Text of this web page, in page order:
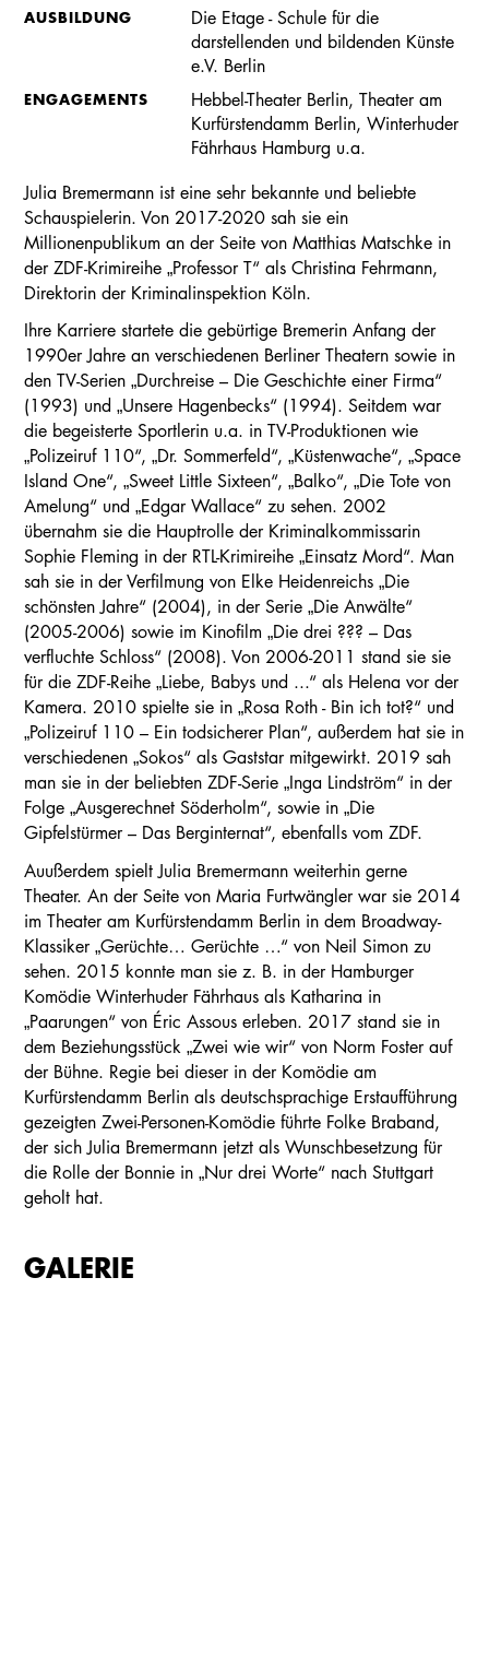
AUSBILDUNG
Die Etage - Schule für die
darstellenden und bildenden Künste
e.V. Berlin
ENGAGEMENTS
Hebbel-Theater Berlin, Theater am
Kurfürstendamm Berlin, Winterhuder
Fährhaus Hamburg u.a.
Julia Bremermann ist eine sehr bekannte und beliebte
Schauspielerin. Von 2017-2020 sah sie ein
Millionenpublikum an der Seite von Matthias Matschke in
der ZDF-Krimireihe „Professor T“ als Christina Fehrmann,
Direktorin der Kriminalinspektion Köln.
Ihre Karriere startete die gebürtige Bremerin Anfang der
1990er Jahre an verschiedenen Berliner Theatern sowie in
den TV-Serien „Durchreise – Die Geschichte einer Firma“
(1993) und „Unsere Hagenbecks“ (1994). Seitdem war
die begeisterte Sportlerin u.a. in TV-Produktionen wie
„Polizeiruf 110“, „Dr. Sommerfeld“, „Küstenwache“, „Space
Island One“, „Sweet Little Sixteen“, „Balko“, „Die Tote von
Amelung“ und „Edgar Wallace“ zu sehen. 2002
übernahm sie die Hauptrolle der Kriminalkommissarin
Sophie Fleming in der RTL-Krimireihe „Einsatz Mord“. Man
sah sie in der Verfilmung von Elke Heidenreichs „Die
schönsten Jahre“ (2004), in der Serie „Die Anwälte“
(2005-2006) sowie im Kinofilm „Die drei ??? – Das
verfluchte Schloss“ (2008). Von 2006-2011 stand sie sie
für die ZDF-Reihe „Liebe, Babys und ...“ als Helena vor der
Kamera. 2010 spielte sie in „Rosa Roth - Bin ich tot?“ und
„Polizeiruf 110 – Ein todsicherer Plan“, außerdem hat sie in
verschiedenen „Sokos“ als Gaststar mitgewirkt. 2019 sah
man sie in der beliebten ZDF-Serie „Inga Lindström“ in der
Folge „Ausgerechnet Söderholm“, sowie in „Die
Gipfelstürmer – Das Berginternat“, ebenfalls vom ZDF.
Auußerdem spielt Julia Bremermann weiterhin gerne
Theater. An der Seite von Maria Furtwängler war sie 2014
im Theater am Kurfürstendamm Berlin in dem Broadway-
Klassiker „Gerüchte… Gerüchte …“ von Neil Simon zu
sehen. 2015 konnte man sie z. B. in der Hamburger
Komödie Winterhuder Fährhaus als Katharina in
„Paarungen“ von Éric Assous erleben. 2017 stand sie in
dem Beziehungsstück „Zwei wie wir“ von Norm Foster auf
der Bühne. Regie bei dieser in der Komödie am
Kurfürstendamm Berlin als deutschsprachige Erstaufführung
gezeigten Zwei-Personen-Komödie führte Folke Braband,
der sich Julia Bremermann jetzt als Wunschbesetzung für
die Rolle der Bonnie in „Nur drei Worte“ nach Stuttgart
geholt hat.
GALERIE